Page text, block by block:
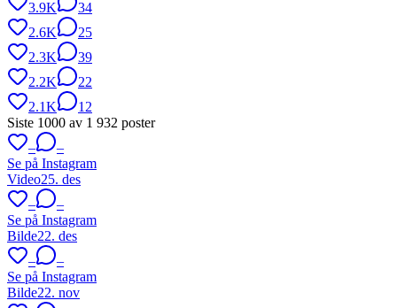
3.9K
34
2.6K
25
2.3K
39
2.2K
22
2.1K
12
Siste 1000 av 1 932 poster
–
–
Se på Instagram
Video25. des
–
–
Se på Instagram
Bilde22. des
–
–
Se på Instagram
Bilde22. nov